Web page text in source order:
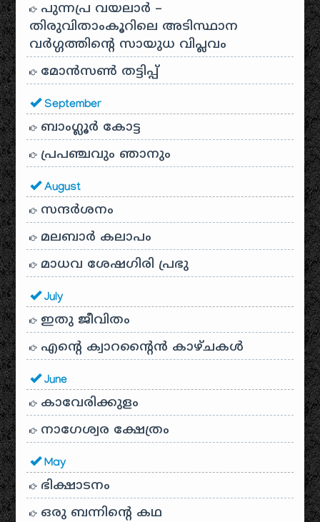
പുന്നപ്ര വയലാർ –
തിരുവിതാംകൂറിലെ അടിസ്ഥാന
വർഗ്ഗത്തിന്റെ സായുധ വിപ്ലവം
മോൻസൺ തട്ടിപ്പ്
September
ബാംഗ്ലൂർ കോട്ട
പ്രപഞ്ചവും ഞാനും
August
സന്ദര്‍ശനം
മലബാർ കലാപം
മാധവ ശേഷഗിരി പ്രഭു
July
ഇതു ജീവിതം
എന്റെ ക്വാറന്റൈൻ കാഴ്ചകൾ
June
കാവേരിക്കുളം
നാഗേശ്വര ക്ഷേത്രം
May
ഭിക്ഷാടനം
ഒരു ബന്നിന്റെ കഥ